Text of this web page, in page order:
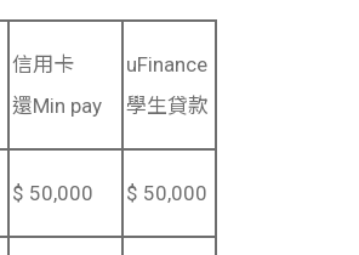
信用卡
還Min pay
uFinance
學生貸款
$ 50,000 $ 50,000